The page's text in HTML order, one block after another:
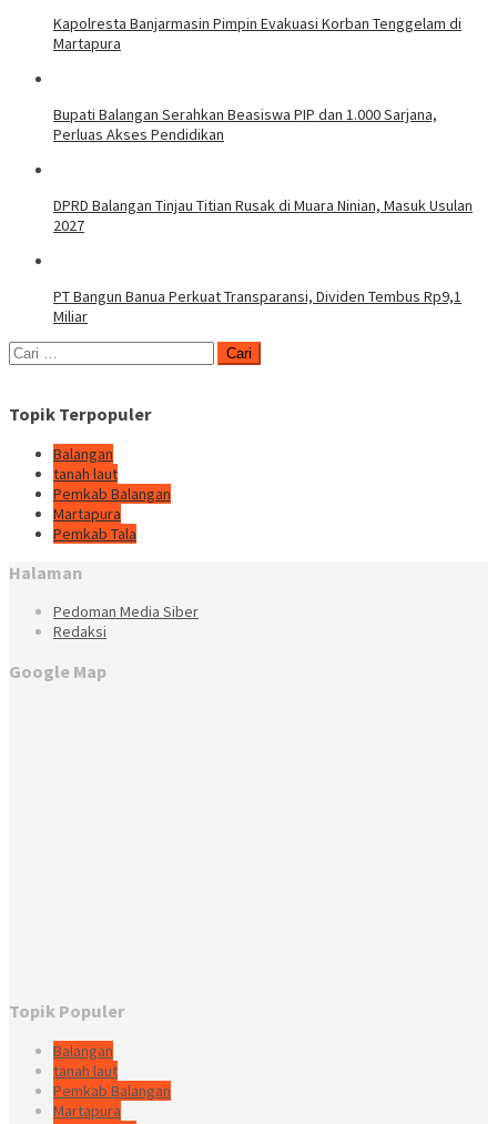
Kapolresta Banjarmasin Pimpin Evakuasi Korban Tenggelam di
Martapura
Bupati Balangan Serahkan Beasiswa PIP dan 1.000 Sarjana,
Perluas Akses Pendidikan
DPRD Balangan Tinjau Titian Rusak di Muara Ninian, Masuk Usulan
2027
PT Bangun Banua Perkuat Transparansi, Dividen Tembus Rp9,1
Miliar
Cari
untuk:
Topik Terpopuler
Balangan
tanah laut
Pemkab Balangan
Martapura
Pemkab Tala
Halaman
Pedoman Media Siber
Redaksi
Google Map
Topik Populer
Balangan
tanah laut
Pemkab Balangan
Martapura